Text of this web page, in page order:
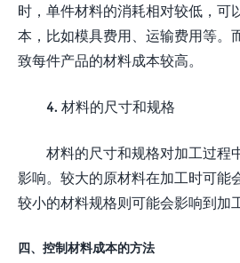
时，单件材料的消耗相对较低，可
本，比如模具费用、运输费用等。
致每件产品的材料成本较高。
4. 材料的尺寸和规格
材料的尺寸和规格对加工过程
影响。较大的原材料在加工时可能
较小的材料规格则可能会影响到加
四、控制材料成本的方法